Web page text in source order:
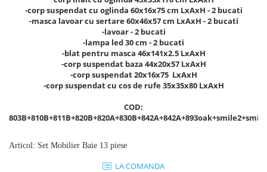
-corp suspendat cu oglinda 60x16x75 cm LxAxH - 2 bucati
-masca lavoar cu sertare 60x46x57 cm LxAxH - 2 bucati
-lavoar - 2 bucati
-lampa led 30 cm - 2 bucati
-blat pentru masca 46x141x2.5 LxAxH
-corp suspendat baza 44x20x57 LxAxH
-corp suspendat 20x16x75 LxAxH
-corp suspendat cu cos de rufe 35x35x80 LxAxH
COD:
Articol: Set Mobilier Baie 13 piese
LA COMANDA